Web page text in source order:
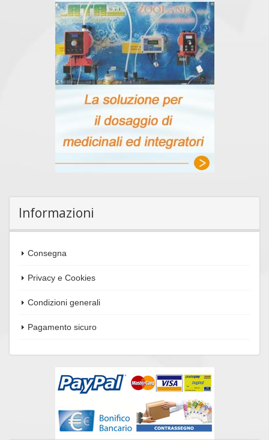
Informazioni
Consegna
Privacy e Cookies
Condizioni generali
Pagamento sicuro